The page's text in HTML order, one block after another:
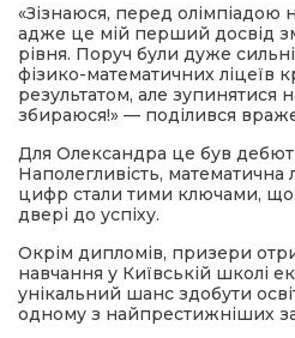
«Зізнаюся, перед олімпіадою
адже це мій перший досвід
рівня. Поруч були дуже
фізико-математичних ліцеїв
результатом, але зупинятися
збираюся!» — поділився
Для Олександра це був дебют
Наполегливість,
цифр стали тими ключами, що
двері до успіху.
Окрім дипломів, призери
навчання у Київській школі
унікальний шанс здобути
одному з найпрестижніших